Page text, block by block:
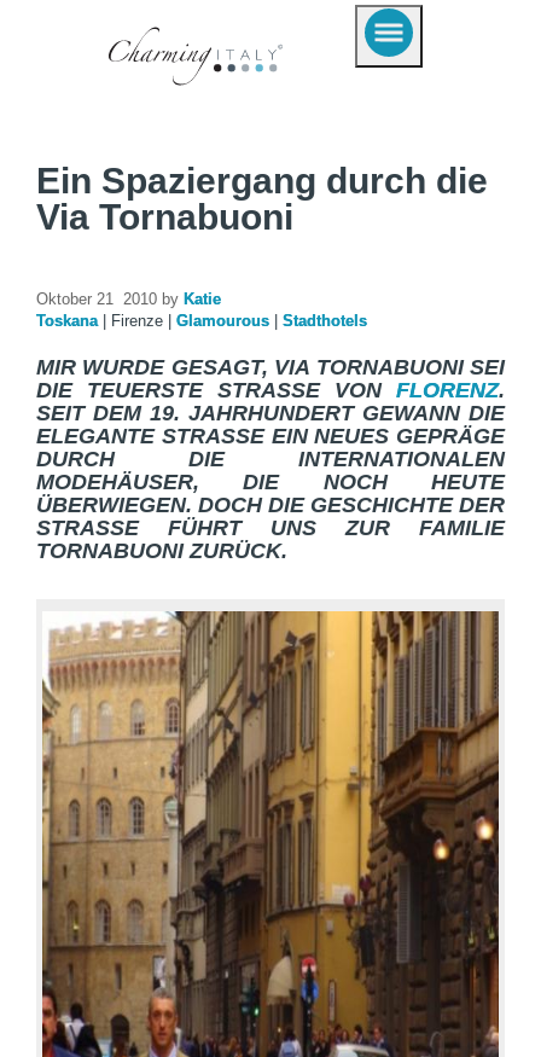
Ein Spaziergang durch die
Via Tornabuoni
Oktober 21 2010 by Katie
Toskana
Firenze Glamourous Stadthotels
MIR WURDE GESAGT, VIA TORNABUONI SEI
DIE TEUERSTE STRASSE VON FLORENZ.
SEIT DEM 19. JAHRHUNDERT GEWANN DIE
ELEGANTE STRASSE EIN NEUES GEPRÄGE D
URCH DIE INTERNATIONALEN M
ODEHÄUSER, DIE NOCH HEUTE Ü
BERWIEGEN. DOCH DIE GESCHICHTE DER S
TRASSE FÜHRT UNS ZUR FAMILIE TO
RNABUONI ZURÜCK.